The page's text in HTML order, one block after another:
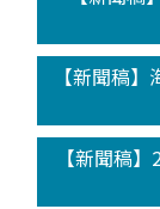
【新聞稿
【新聞稿